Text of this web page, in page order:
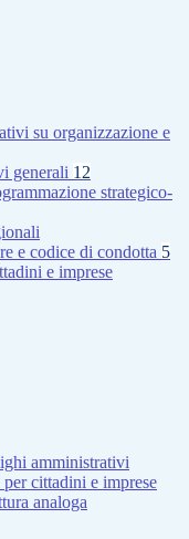
su organizzazione e
generali 12
strategico-
e codice di condotta 5
e imprese
amministrativi
cittadini e imprese
analoga